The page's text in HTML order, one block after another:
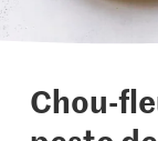
Chou-